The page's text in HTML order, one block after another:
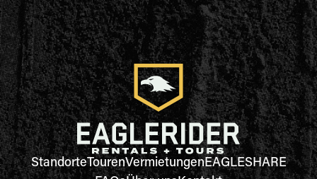
StandorteTourenVermietungenEAGLESHARE